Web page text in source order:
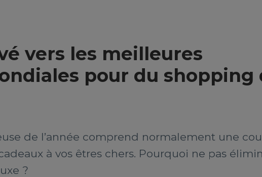
vers les meilleures
pour du shopping
de l’année comprend normalement une
à vos êtres chers. Pourquoi ne pas
?